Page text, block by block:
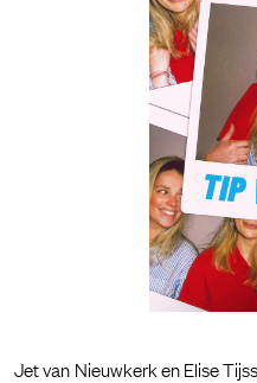
Jet van Nieuwkerk en Elise